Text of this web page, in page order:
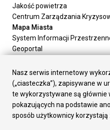
Jakość powietrza
Centrum Zarządzania
Mapa Miasta
System Informacji
Geoportal
Załatw sprawę
Prezydent Miasta
Rada Miasta
Wydziały
Elektroniczna Skrzynka
Nasz serwis internetowy
(„ciasteczka”), zapisywane w
te wykorzystywane są
pokazujących na podstawie
sposób użytkownicy korzystają